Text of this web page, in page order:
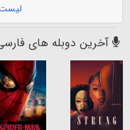
لیست
آخرین دوبله های